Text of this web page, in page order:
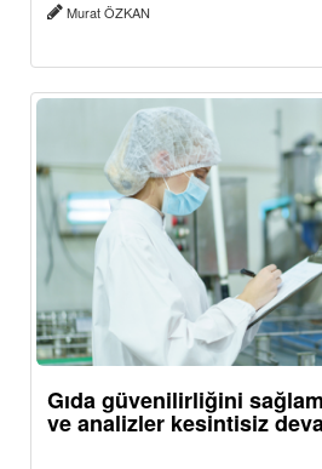
Murat ÖZKAN
Gıda güvenilirliğini
ve analizler kesintisiz